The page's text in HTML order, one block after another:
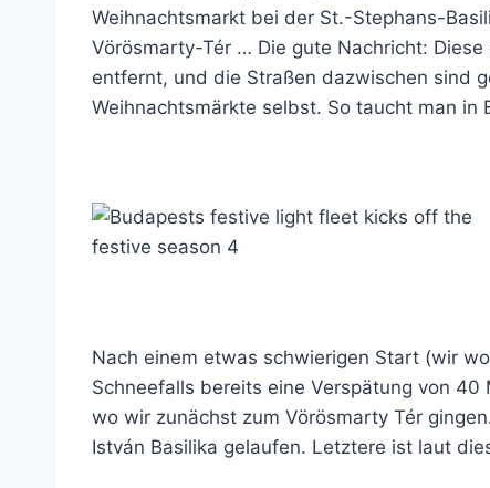
Weihnachtsmarkt bei der St.-Stephans-
Vörösmarty-Tér … Die gute Nachricht:
entfernt, und die Straßen dazwischen sind
Weihnachtsmärkte selbst. So taucht man
Nach einem etwas schwierigen Start (wir
Schneefalls bereits eine Verspätung von
wo wir zunächst zum Vörösmarty Tér
István Basilika gelaufen. Letztere ist laut